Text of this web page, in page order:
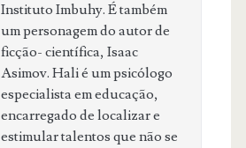
Instituto Imbuhy. É também
um personagem do autor de
ficção- científica, Isaac
Asimov. Hali é um psicólogo
especialista em educação,
encarregado de localizar e
estimular talentos que não se